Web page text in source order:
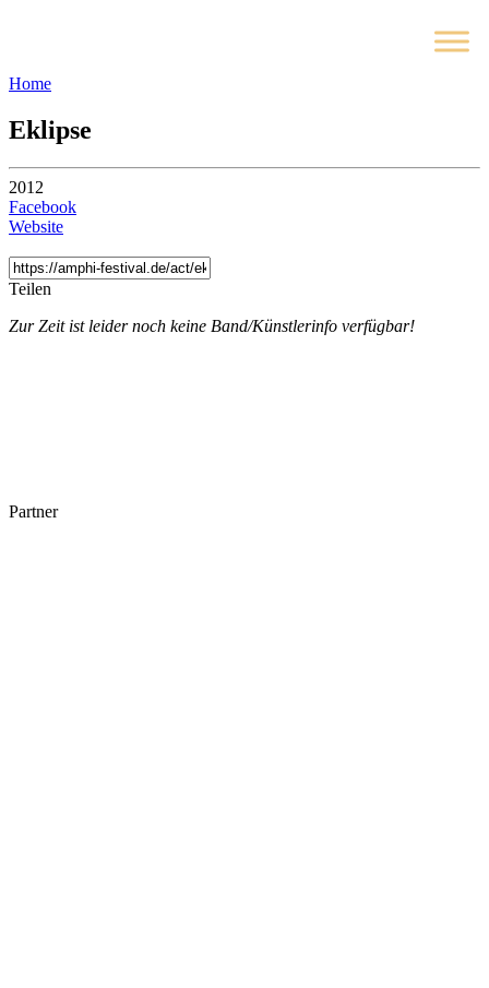
Home
Eklipse
2012
Facebook
Website
Teilen
Zur Zeit ist leider noch keine Band/Künstlerinfo verfügbar!
Partner